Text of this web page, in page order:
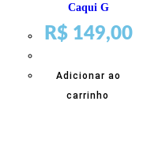
Caqui G
R$149,00
Adicionar ao
carrinho